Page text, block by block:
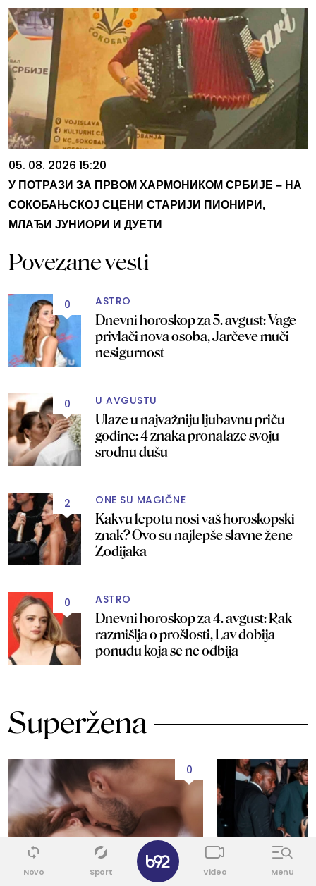
05. 08. 2026 15:20
У ПОТРАЗИ ЗА ПРВОМ ХАРМОНИКОМ СРБИЈЕ – НА
СОКОБАЊСКОЈ СЦЕНИ СТАРИЈИ ПИОНИРИ,
МЛАЂИ ЈУНИОРИ И ДУЕТИ
Povezane vesti
0 ASTRO
Dnevni horoskop za 5. avgust: Vage
privlači nova osoba, Jarčeve muči
nesigurnost
0 U AVGUSTU
Ulaze u najvažniju ljubavnu priču
godine: 4 znaka pronalaze svoju
srodnu dušu
2 ONE SU MAGIČNE
Kakvu lepotu nosi vaš horoskopski
znak? Ovo su najlepše slavne žene
Zodijaka
0 ASTRO
Dnevni horoskop za 4. avgust: Rak
razmišlja o prošlosti, Lav dobija
ponudu koja se ne odbija
Superžena
0
Novo Sport Video Menu
✕